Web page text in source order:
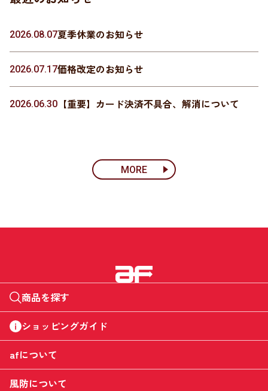
2026.08.07夏季休業のお知らせ
2026.07.17価格改定のお知らせ
2026.06.30 【重要】カード決済不具合、解消について
MORE
商品を探す
ショッピングガイド
afについて
風防について